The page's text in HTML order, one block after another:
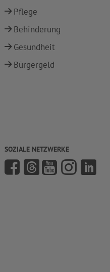
Pflege
Behinderung
Gesundheit
Bürgergeld
SOZIALE NETZWERKE